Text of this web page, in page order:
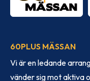
60PLUS MÄSSAN
Vi är en ledande
vänder sig mot aktiva